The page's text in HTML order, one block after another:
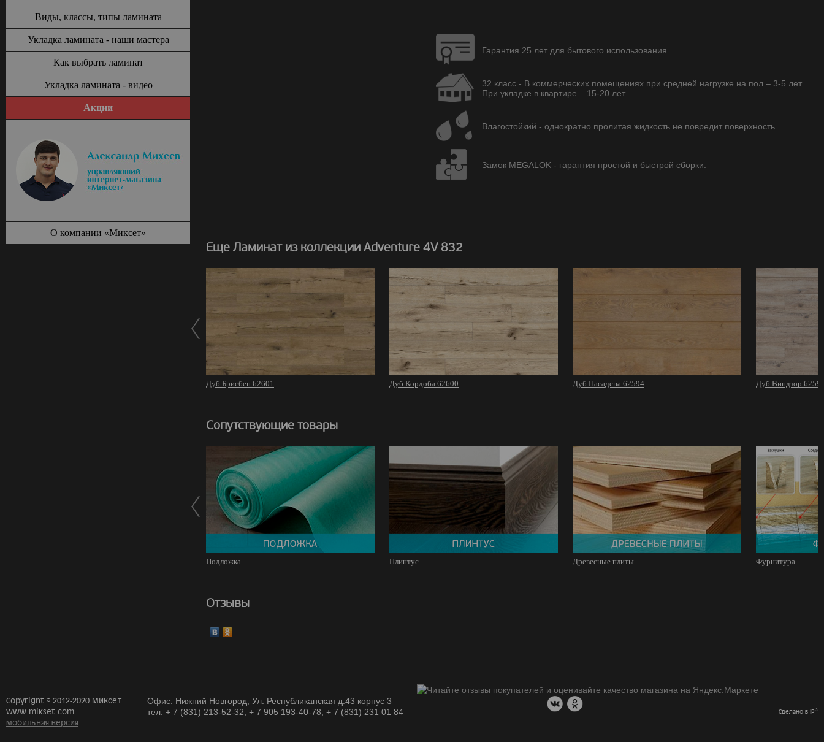
Гарантия 25 лет для бытового использования.
32 класс - В коммерческих помещениях при средней нагрузке на пол – 3-5 лет.
При укладке в квартире – 15-20 лет.
Влагостойкий - однократно пролитая жидкость не повредит поверхность.
Замок MEGALOK - гарантия простой и быстрой сборки.
Еще Ламинат из коллекции Adventure 4V 832
Дуб Брисбен 62601 Дуб Кордоба 62600 Дуб Пасадена 62594 Дуб Виндзор
Сопутствующие товары
Подложка Плинтус Древесные плиты Фурнитура
Отзывы
Виды, классы, типы ламината
Укладка ламината - наши мастера
Как выбрать ламинат
Укладка ламината - видео
Акции
О компании «Миксет»
Copyright © 2012-2020 Миксет
www.mikset.com
мобильная версия
Офис: Нижний Новгород, Ул. Республиканская д.43 корпус 3
тел: + 7 (831) 213-52-32, + 7 905 193-40-78, + 7 (831) 231 01 84
Сделано в IP3